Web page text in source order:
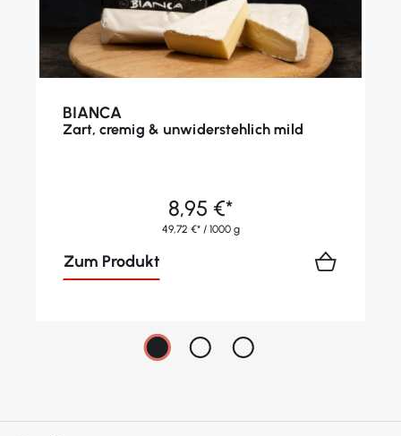
BIANCA
Zart, cremig & unwiderstehlich mild
8,95 €*
49,72 €* / 1000 g
Zum Produkt